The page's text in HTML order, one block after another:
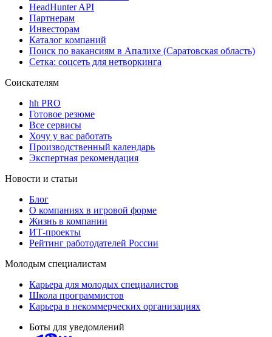
HeadHunter API
Партнерам
Инвесторам
Каталог компаний
Поиск по вакансиям в Апалихе (Саратовская область)
Сетка: соцсеть для нетворкинга
Соискателям
hh PRO
Готовое резюме
Все сервисы
Хочу у вас работать
Производственный календарь
Экспертная рекомендация
Новости и статьи
Блог
О компаниях в игровой форме
Жизнь в компании
ИТ-проекты
Рейтинг работодателей России
Молодым специалистам
Карьера для молодых специалистов
Школа программистов
Карьера в некоммерческих организациях
Боты для уведомлений